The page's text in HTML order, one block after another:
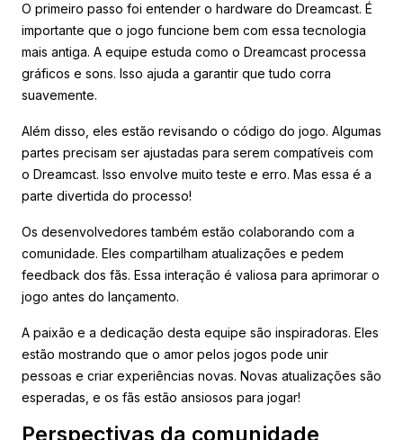
O primeiro passo foi entender o hardware do Dreamcast. É
importante que o jogo funcione bem com essa tecnologia
mais antiga. A equipe estuda como o Dreamcast processa
gráficos e sons. Isso ajuda a garantir que tudo corra
suavemente.
Além disso, eles estão revisando o código do jogo. Algumas
partes precisam ser ajustadas para serem compatíveis com
o Dreamcast. Isso envolve muito teste e erro. Mas essa é a
parte divertida do processo!
Os desenvolvedores também estão colaborando com a
comunidade. Eles compartilham atualizações e pedem
feedback dos fãs. Essa interação é valiosa para aprimorar o
jogo antes do lançamento.
A paixão e a dedicação desta equipe são inspiradoras. Eles
estão mostrando que o amor pelos jogos pode unir
pessoas e criar experiências novas. Novas atualizações são
esperadas, e os fãs estão ansiosos para jogar!
Perspectivas da comunidade